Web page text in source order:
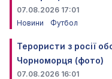
07.08.2026 17:01
Новини
Футбол
Терористи з росії
Чорноморця (фото)
07.08.2026 16:01